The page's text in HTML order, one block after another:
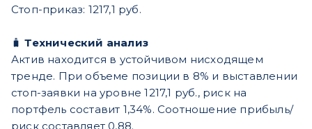
Стоп-приказ: 1217,1 руб.
🧳 Технический анализ
Актив находится в устойчивом нисходящем
тренде. При объеме позиции в 8% и выставлении
стоп-заявки на уровне 1217,1 руб., риск на
портфель составит 1,34%. Соотношение прибыль/
риск составляет 0,88.